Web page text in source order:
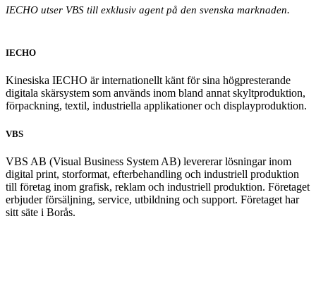
IECHO utser VBS till exklusiv agent på den svenska marknaden.
IECHO
Kinesiska IECHO är internationellt känt för sina högpresterande
digitala skärsystem som används inom bland annat skyltproduktion,
förpackning, textil, industriella applikationer och displayproduktion.
VBS
VBS AB (Visual Business System AB) levererar lösningar inom
digital print, storformat, efterbehandling och industriell produktion
till företag inom grafisk, reklam och industriell produktion. Företaget
erbjuder försäljning, service, utbildning och support. Företaget har
sitt säte i Borås.